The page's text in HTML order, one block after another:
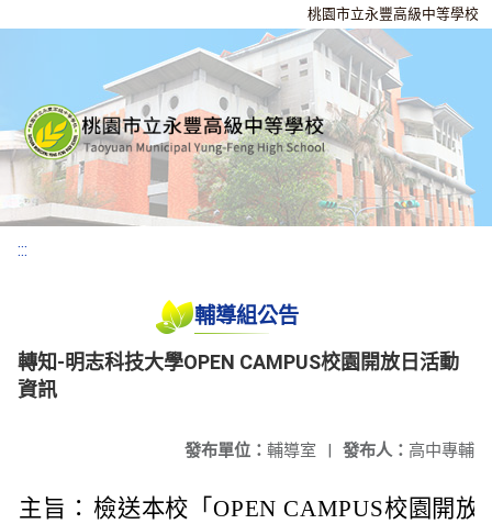
桃園市立永豐高級中等學校
:::
輔導組公告
轉知-明志科技大學OPEN CAMPUS校園開放日活動
資訊
發布人： 高中專輔
發布單位： 輔導室 |
主旨： 檢送本校「OPEN CAMPUS校園開